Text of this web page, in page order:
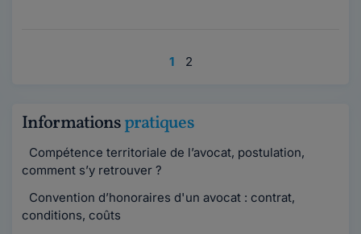
1 2
Informationspratiques
Compétence territoriale de l’avocat, postulation,
comment s’y retrouver ?
Convention d’honoraires d'un avocat : contrat,
conditions, coûts